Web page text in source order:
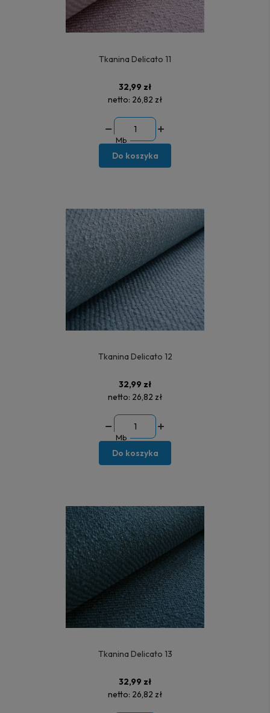
Tkanina Delicato 11
32,99 zł
netto: 26,82 zł
Mb
Do koszyka
Tkanina Delicato 12
32,99 zł
netto: 26,82 zł
Mb
Do koszyka
Tkanina Delicato 13
32,99 zł
netto: 26,82 zł